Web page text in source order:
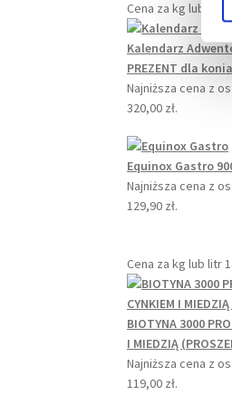
o
d
y
Cena za kg lub litr
Kalendarz
PREZENT dla
Najniższa cena z
320,00 zł.
Equinox Gastro
Najniższa cena z
129,90 zł.
Cena za kg lub litr
BIOTYNA 3000
I MIEDZIĄ
Najniższa cena z
119,00 zł.